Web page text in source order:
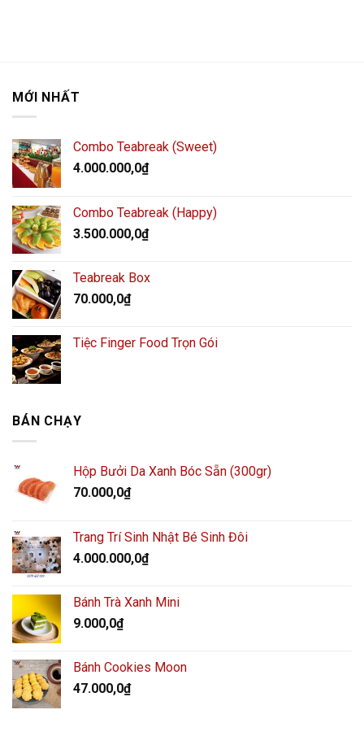
MỚI NHẤT
Combo Teabreak (Sweet)
4.000.000,0₫
Combo Teabreak (Happy)
3.500.000,0₫
Teabreak Box
70.000,0₫
Tiệc Finger Food Trọn Gói
BÁN CHẠY
Hộp Bưởi Da Xanh Bóc Sẵn (300gr)
70.000,0₫
Trang Trí Sinh Nhật Bé Sinh Đôi
4.000.000,0₫
Bánh Trà Xanh Mini
9.000,0₫
Bánh Cookies Moon
47.000,0₫